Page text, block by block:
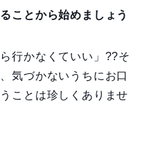
ことから始めましょう
行かなくていい」??そ
気づかないうちにお口
ことは珍しくありませ